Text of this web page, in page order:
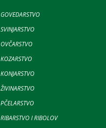
GOVEDARSTVO
SVINJARSTVO
OVČARSTVO
KOZARSTVO
KONJARSTVO
ŽIVINARSTVO
PČELARSTVO
RIBARSTVO I RIBOLOV